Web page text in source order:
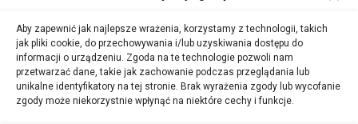
Aby zapewnić jak najlepsze wrażenia, korzystamy z technologii, takich
jak pliki cookie, do przechowywania i/lub uzyskiwania dostępu do
informacji o urządzeniu. Zgoda na te technologie pozwoli nam
przetwarzać dane, takie jak zachowanie podczas przeglądania lub
unikalne identyfikatory na tej stronie. Brak wyrażenia zgody lub wycofanie
zgody może niekorzystnie wpłynąć na niektóre cechy i funkcje.
– III Sonata fortepianowa h -moll op. 58